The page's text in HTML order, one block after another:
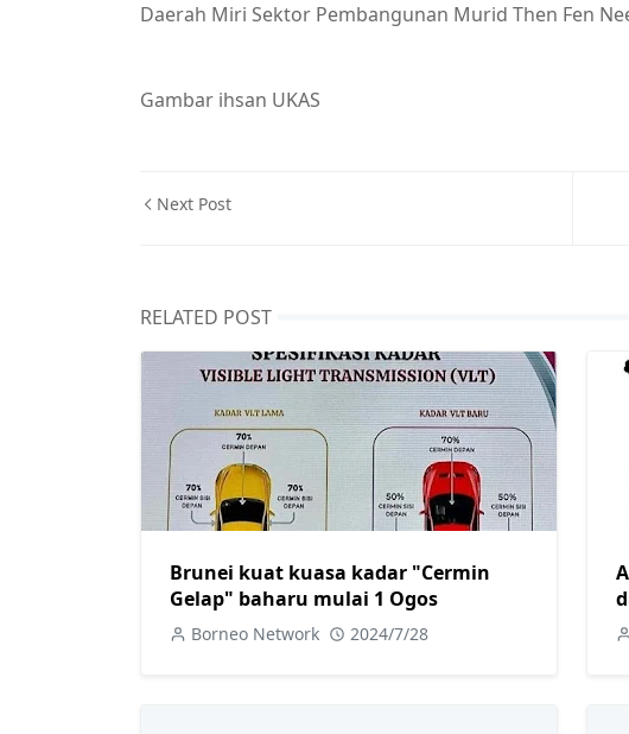
Daerah Miri Sektor Pembangunan Murid Then Fen
Gambar ihsan UKAS
Next Post
RELATED POST
Brunei kuat kuasa kadar "Cermin
Gelap" baharu mulai 1 Ogos
Borneo Network 2024/7/28